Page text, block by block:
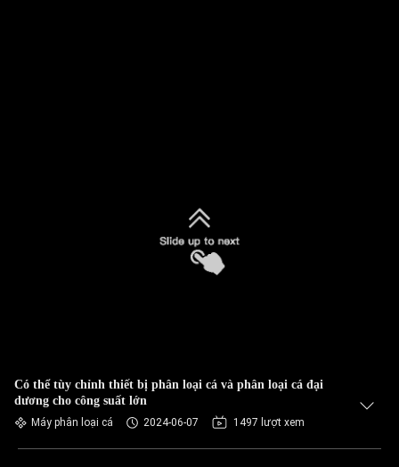
Có thể tùy chỉnh thiết bị phân loại cá và phân loại cá đại
dương cho công suất lớn
Máy phân loại cá 2024-06-07 1497 lượt xem